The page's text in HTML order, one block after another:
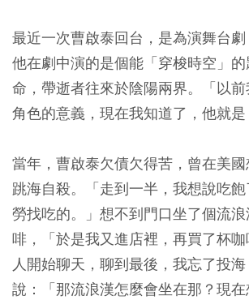
最近一次曹啟泰回台，是為演舞台劇
他在劇中演的是個能「穿梭時空」
命，帶逝者往來於陰陽兩界。「以
角色的意義，現在我知道了，他就是
當年，曹啟泰欠債欠得苦，曾在美
跳海自殺。「走到一半，我想說吃
勞找吃的。」想不到門口坐了個流
啡，「於是我又進店裡，再買了杯
人開始聊天，聊到最後，我忘了投
說：「那流浪漢怎麼會坐在那？現